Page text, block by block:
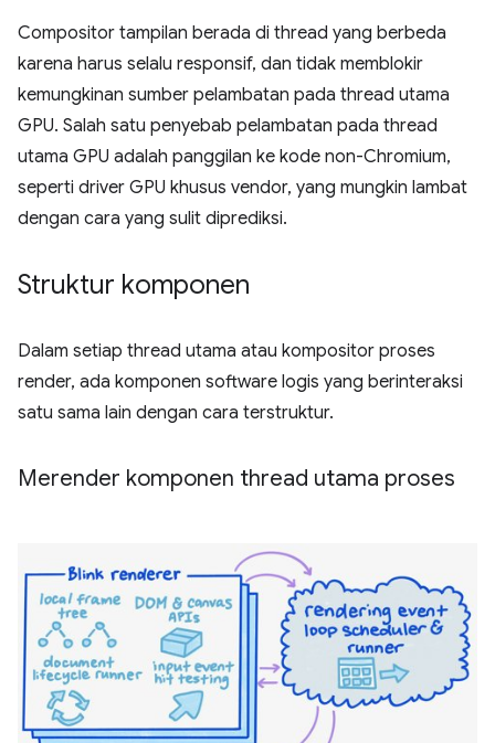
Compositor tampilan berada di thread yang berbeda
karena harus selalu responsif, dan tidak memblokir
kemungkinan sumber pelambatan pada thread utama
GPU. Salah satu penyebab pelambatan pada thread
utama GPU adalah panggilan ke kode non-Chromium,
seperti driver GPU khusus vendor, yang mungkin lambat
dengan cara yang sulit diprediksi.
Struktur komponen
Dalam setiap thread utama atau kompositor proses
render, ada komponen software logis yang berinteraksi
satu sama lain dengan cara terstruktur.
Merender komponen thread utama proses